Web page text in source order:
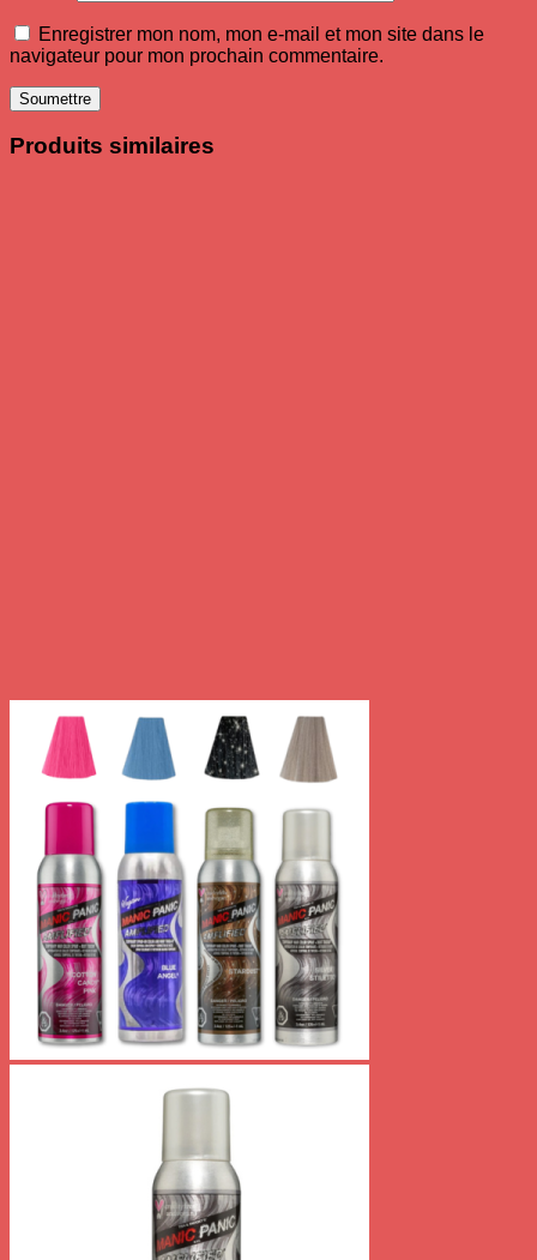
Enregistrer mon nom, mon e-mail et mon site dans le
navigateur pour mon prochain commentaire.
Produits similaires